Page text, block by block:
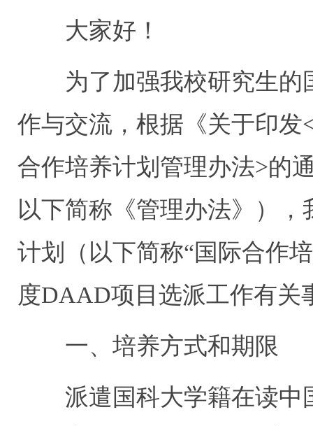
大家好！
为了加强我校研究生的
作与交流，根据《关于印
合作培养计划管理办法>的
以下简称《管理办法》）
计划（以下简称“国际合作
度DAAD项目选派工作有关
一、培养方式和期限
派遣国科大学籍在读中